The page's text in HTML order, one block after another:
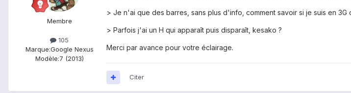
Membre
105
Marque:Google Nexus
Modèle:7 (2013)
> Je n'ai que des barres, sans plus d'info, comment savoir si je suis en 3G
> Parfois j'ai un H qui apparaît puis disparaît, kesako ?
Merci par avance pour votre éclairage.
Citer